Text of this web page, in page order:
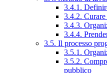
3.4.1.
3.4.2.
3.4.3.
3.4.4.
3.5. Il processo
3.5.1.
3.5.2.
pubblico